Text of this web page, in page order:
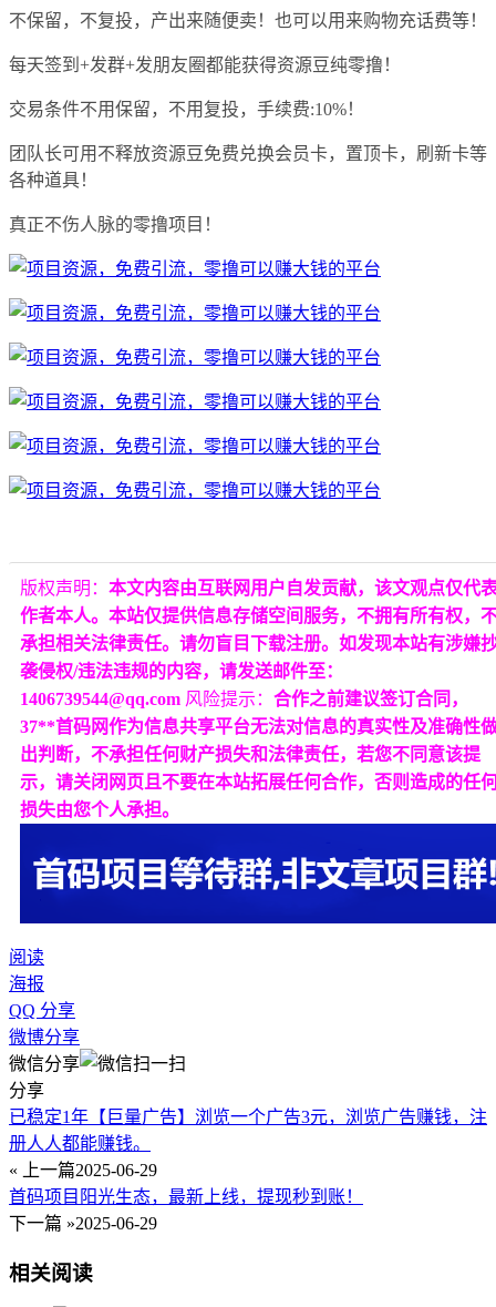
不保留，不复投，产出来随便卖！也可以用来购物充话费等！
每天签到+发群+发朋友圈都能获得资源豆纯零撸！
交易条件不用保留，不用复投，手续费:10%！
团队长可用不释放资源豆免费兑换会员卡，置顶卡，刷新卡等
各种道具！
真正不伤人脉的零撸项目！
版权声明： 本文内容由互联网用户自发贡献，该文观点仅代
作者本人。本站仅提供信息存储空间服务，不拥有所有权，
承担相关法律责任。请勿盲目下载注册。如发现本站有涉嫌
袭侵权/违法违规的内容，请发送邮件至：
1406739544@qq.com 风险提示： 合作之前建议签订合同，
37**首码网作为信息共享平台无法对信息的真实性及准确性
出判断，不承担任何财产损失和法律责任，若您不同意该提
示，请关闭网页且不要在本站拓展任何合作，否则造成的任
损失由您个人承担。
阅读
海报
QQ 分享
微博分享
微信分享
分享
已稳定1年【巨量广告】浏览一个广告3元，浏览广告赚钱，注
册人人都能赚钱。
« 上一篇2025-06-29
首码项目阳光生态，最新上线，提现秒到账！
下一篇 »2025-06-29
相关阅读